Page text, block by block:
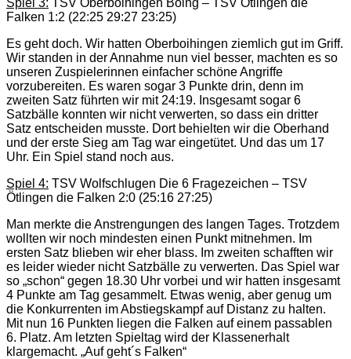
Spiel 3: TSV Oberboihingen Boing – TSV Ötlingen die
Falken 1:2 (22:25 29:27 23:25)
Es geht doch. Wir hatten Oberboihingen ziemlich gut im Griff.
Wir standen in der Annahme nun viel besser, machten es so
unseren Zuspielerinnen einfacher schöne Angriffe
vorzubereiten. Es waren sogar 3 Punkte drin, denn im
zweiten Satz führten wir mit 24:19. Insgesamt sogar 6
Satzbälle konnten wir nicht verwerten, so dass ein dritter
Satz entscheiden musste. Dort behielten wir die Oberhand
und der erste Sieg am Tag war eingetütet. Und das um 17
Uhr. Ein Spiel stand noch aus.
Spiel 4: TSV Wolfschlugen Die 6 Fragezeichen – TSV
Ötlingen die Falken 2:0 (25:16 27:25)
Man merkte die Anstrengungen des langen Tages. Trotzdem
wollten wir noch mindesten einen Punkt mitnehmen. Im
ersten Satz blieben wir eher blass. Im zweiten schafften wir
es leider wieder nicht Satzbälle zu verwerten. Das Spiel war
so „schon“ gegen 18.30 Uhr vorbei und wir hatten insgesamt
4 Punkte am Tag gesammelt. Etwas wenig, aber genug um
die Konkurrenten im Abstiegskampf auf Distanz zu halten.
Mit nun 16 Punkten liegen die Falken auf einem passablen
6. Platz. Am letzten Spieltag wird der Klassenerhalt
klargemacht. „Auf geht´s Falken“